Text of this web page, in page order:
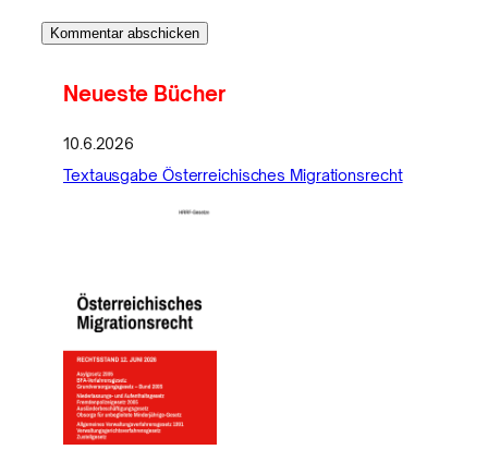
Neueste Bücher
10.6.2026
Textausgabe Österreichisches Migrationsrecht